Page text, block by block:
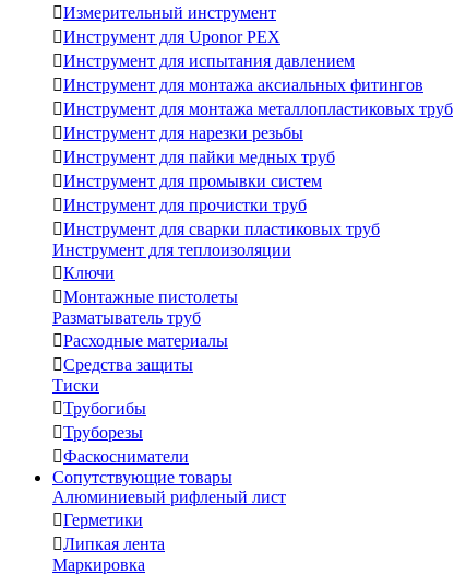
Измерительный инструмент
Инструмент для Uponor PEX
Инструмент для испытания давлением
Инструмент для монтажа аксиальных фитингов
Инструмент для монтажа металлопластиковых труб
Инструмент для нарезки резьбы
Инструмент для пайки медных труб
Инструмент для промывки систем
Инструмент для прочистки труб
Инструмент для сварки пластиковых труб
Инструмент для теплоизоляции
Ключи
Монтажные пистолеты
Разматыватель труб
Расходные материалы
Средства защиты
Тиски
Трубогибы
Труборезы
Фаскосниматели
Сопутствующие товары
Алюминиевый рифленый лист
Герметики
Липкая лента
Маркировка